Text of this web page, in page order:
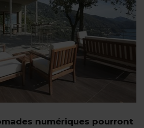
numériques pourront